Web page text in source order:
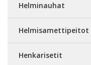
Helminauhat
Helmisamettipeitot
Henkarisetit